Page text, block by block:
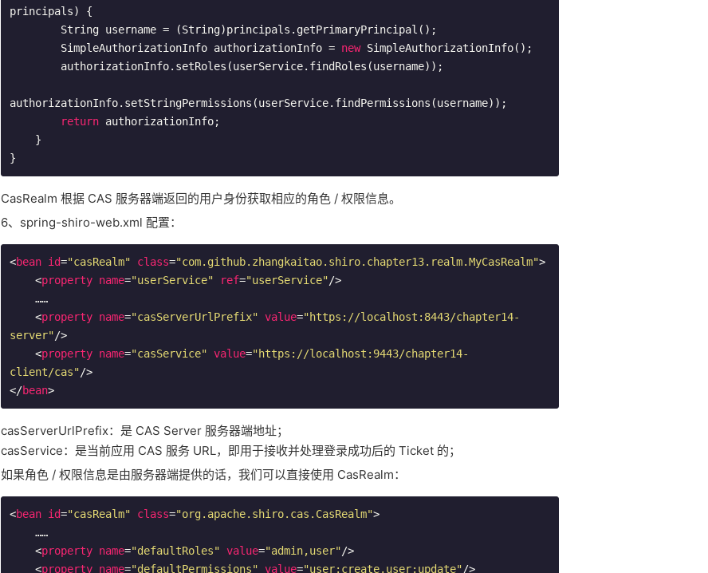
principals)
{
        SimpleAuthorizationInfo authorizationInfo =
new SimpleAuthorizationInfo();
authorizationInfo.setStringPermissions(userService.findPermissions(username));
return authorizationInfo;
}
CasRealm 根据 CAS 服务器端返回的用户身份获取相应的角色 / 权限信息。
6、spring-shiro-web.xml 配置：
<bean id="casRealm" class="com.github.zhangkaitao.shiro.chapter13.realm.MyCasRealm">
<property name="userService" ref="userService"/>
<property name="casServerUrlPrefix" value="https://localhost:8443/chapter14-
server"/>
<property name="casService" value="https://localhost:9443/chapter14-
client/cas"/>
</bean>
casServerUrlPrefix：是 CAS Server 服务器端地址；
casService：是当前应用 CAS 服务 URL，即用于接收并处理登录成功后的 Ticket 的；
如果角色 / 权限信息是由服务器端提供的话，我们可以直接使用 CasRealm：
<bean id="casRealm" class="org.apache.shiro.cas.CasRealm">
<property name="defaultRoles" value="admin,user"/>
<property name="defaultPermissions" value="user:create,user:update"/>